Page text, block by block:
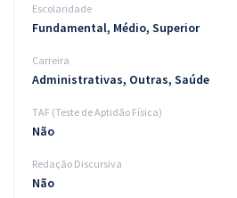
Escolaridade
Fundamental, Médio, Superior
Carreira
Administrativas, Outras, Saúde
TAF (Teste de Aptidão Física)
Não
Redação Discursiva
Não